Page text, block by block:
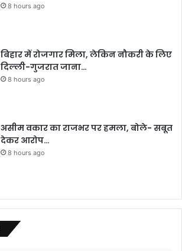
8 hours ago
बिहार में रोजगार मिला, लेकिन नौकरी के लिए
दिल्ली-गुजरात जाना…
8 hours ago
असीम वकार का राजभर पर हमला, बोले- सबूत
देकर आरोप…
8 hours ago